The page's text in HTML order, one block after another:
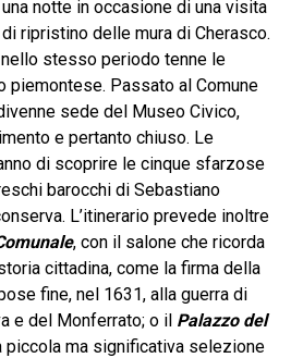
notte in occasione di una visita
ripristino delle mura di Cherasco.
stesso periodo tenne le
piemontese. Passato al Comune
sede del Museo Civico,
e pertanto chiuso. Le
di scoprire le cinque sfarzose
barocchi di Sebastiano
L’itinerario prevede inoltre
, con il salone che ricorda
cittadina, come la firma della
fine, nel 1631, alla guerra di
e del Monferrato; o il Palazzo del
piccola ma significativa selezione